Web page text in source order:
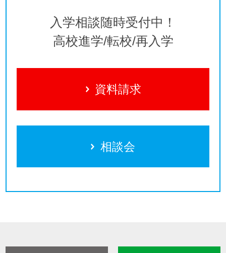
入学相談随時受付中！
高校進学/転校/再入学
資料請求
相談会